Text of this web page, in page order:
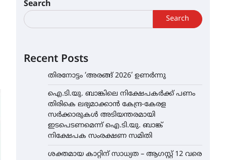
Search
Search
Recent Posts
തിരനോട്ടം ‘അരങ്ങ് 2026’ ഉണർന്നു
ഐ.ടി.യു. ബാങ്കിലെ നിക്ഷേപകർക്ക് പണം
തിരികെ ലഭ്യമാക്കാൻ കേന്ദ്ര-കേരള
സർക്കാരുകൾ അടിയന്തരമായി
ഇടപെടണമെന്ന് ഐ.ടി.യു. ബാങ്ക്
നിക്ഷേപക സംരക്ഷണ സമിതി
ശക്തമായ കാറ്റിന് സാധ്യത – ആഗസ്റ്റ് 12 വരെ